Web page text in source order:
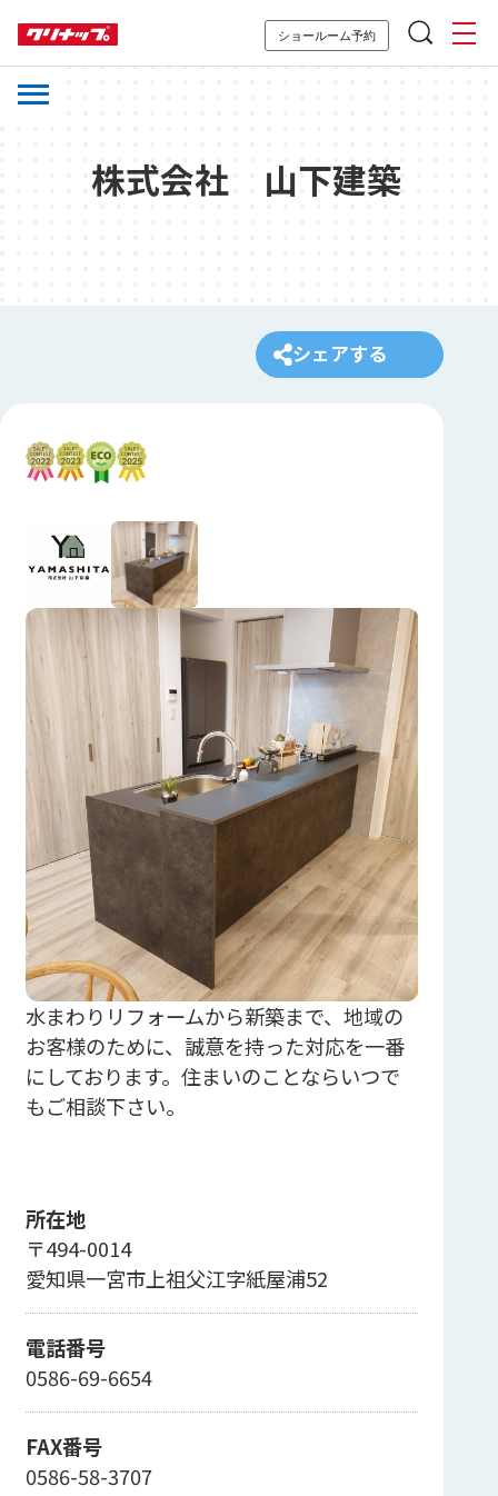
ショールーム予約
株式会社 山下建築
シェアする
水まわりリフォームから新築まで、地域の
お客様のために、誠意を持った対応を一番
にしております。住まいのことならいつで
もご相談下さい。
所在地
〒494-0014
愛知県一宮市上祖父江字紙屋浦52
電話番号
0586-69-6654
FAX番号
0586-58-3707